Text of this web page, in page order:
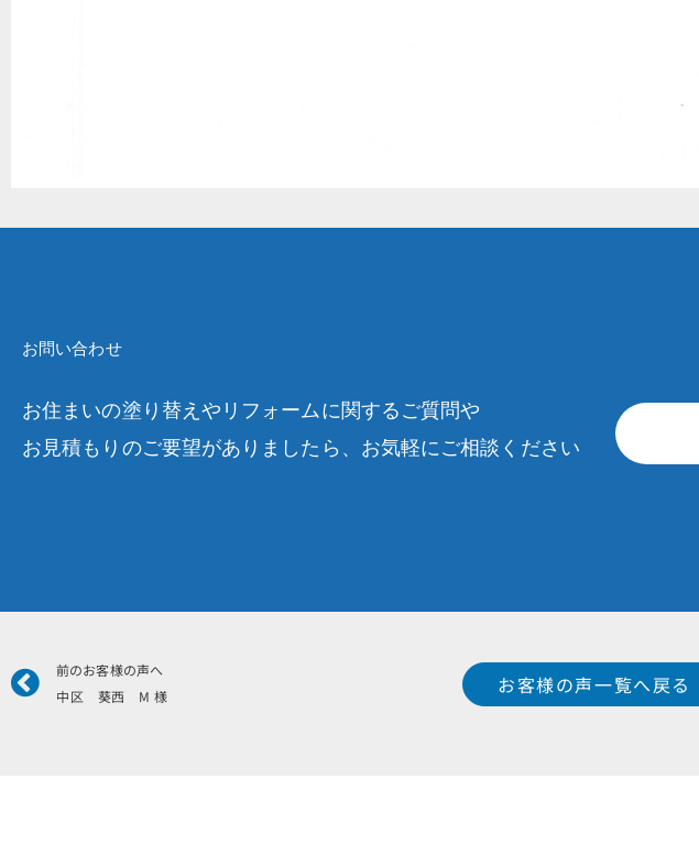
お問い合わせ
お住まいの塗り替えやリフォームに関するご質問や
お見積もりのご要望がありましたら、お気軽にご相談ください
Prev
前のお客様の声へ
中区 葵西 M 様
お客様の声一覧へ戻る